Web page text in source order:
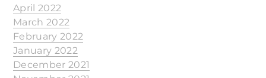
April 2022
March 2022
February 2022
January 2022
December 2021